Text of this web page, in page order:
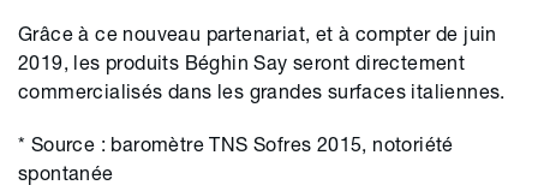
Grâce à ce nouveau partenariat, et à compter de juin
2019, les produits Béghin Say seront directement
commercialisés dans les grandes surfaces italiennes.
* Source : baromètre TNS Sofres 2015, notoriété
spontanée